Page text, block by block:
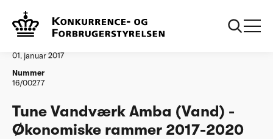
Vandtilsyn
01. januar 2017
Nummer
16/00277
Tune Vandværk Amba (Vand) -
Økonomiske rammer 2017-2020